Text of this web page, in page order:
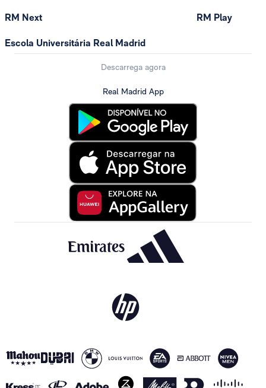
RM Next
Escola Universitária Real Madrid
RM Play
Descarrega agora
Real Madrid App